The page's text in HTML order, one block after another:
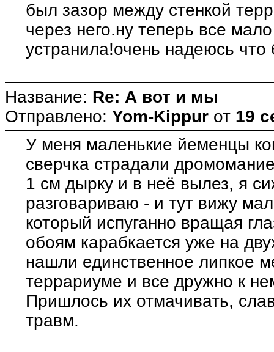
был зазор между стенкой
через него.ну теперь все
устранила!очень надеюсь
Название: Re: А вот и мы
Отправлено: Yom-Kippur от 19
У меня маленькие йеменцы
сверчка страдали
1 см дырку и в неё вылез, я
разговариваю - и тут вижу
который испуганно вращая
обоям карабкается уже на
нашли единственное липкое
террариуме и все дружно к
Пришлось их отмачивать,
травм.